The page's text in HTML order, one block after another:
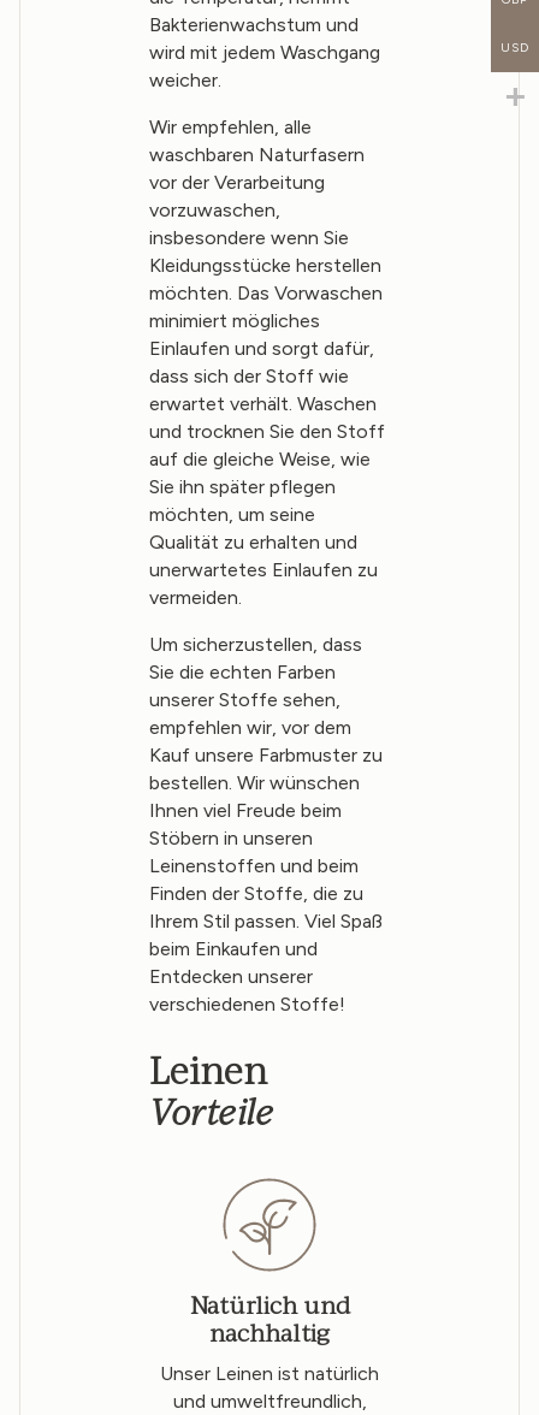
Bakterienwachstum und
wird mit jedem Waschgang
weicher.
Wir empfehlen, alle
waschbaren Naturfasern
vor der Verarbeitung
vorzuwaschen,
insbesondere wenn Sie
Kleidungsstücke herstellen
möchten. Das Vorwaschen
minimiert mögliches
Einlaufen und sorgt dafür,
dass sich der Stoff wie
erwartet verhält. Waschen
und trocknen Sie den Stoff
auf die gleiche Weise, wie
Sie ihn später pflegen
möchten, um seine
Qualität zu erhalten und
unerwartetes Einlaufen zu
vermeiden.
Um sicherzustellen, dass
Sie die echten Farben
unserer Stoffe sehen,
empfehlen wir, vor dem
Kauf unsere Farbmuster zu
bestellen. Wir wünschen
Ihnen viel Freude beim
Stöbern in unseren
Leinenstoffen und beim
Finden der Stoffe, die zu
Ihrem Stil passen. Viel Spaß
beim Einkaufen und
Entdecken unserer
verschiedenen Stoffe!
Leinen
Vorteile
Natürlich und
nachhaltig
Unser Leinen ist natürlich
und umweltfreundlich,
USD